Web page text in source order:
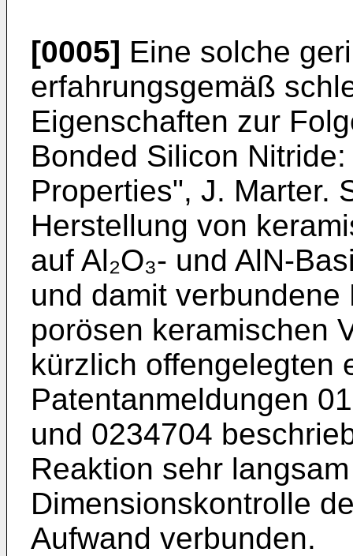
[0005] Eine solche
erfahrungsgemäß
Eigenschaften zur
Bonded Silicon
Properties", J. Marter.
Herstellung von
auf Al₂O₃- und AlN-
und damit
porösen keramischen
kürzlich offengelegten
Patentanmeldungen
und 0234704
Reaktion sehr
Dimensionskontrolle
Aufwand verbunden.